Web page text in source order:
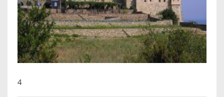
ALGEMEEN
IKOON GESCHIEDENIS
IKONEN, EEN INTRODUCTIE
4